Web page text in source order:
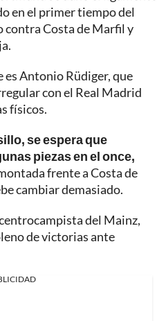
en el primer tiempo del
contra Costa de Marfil y
Antonio Rüdiger, que
con el Real Madrid
físicos.
se espera que
piezas en el once,
frente a Costa de
cambiar demasiado.
del Mainz,
de victorias ante